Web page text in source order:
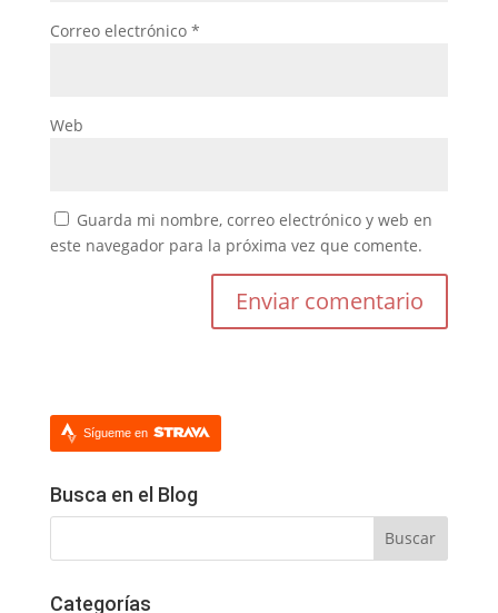
Correo electrónico *
Web
Guarda mi nombre, correo electrónico y web en
este navegador para la próxima vez que comente.
Sígueme en
Busca en el Blog
Categorías